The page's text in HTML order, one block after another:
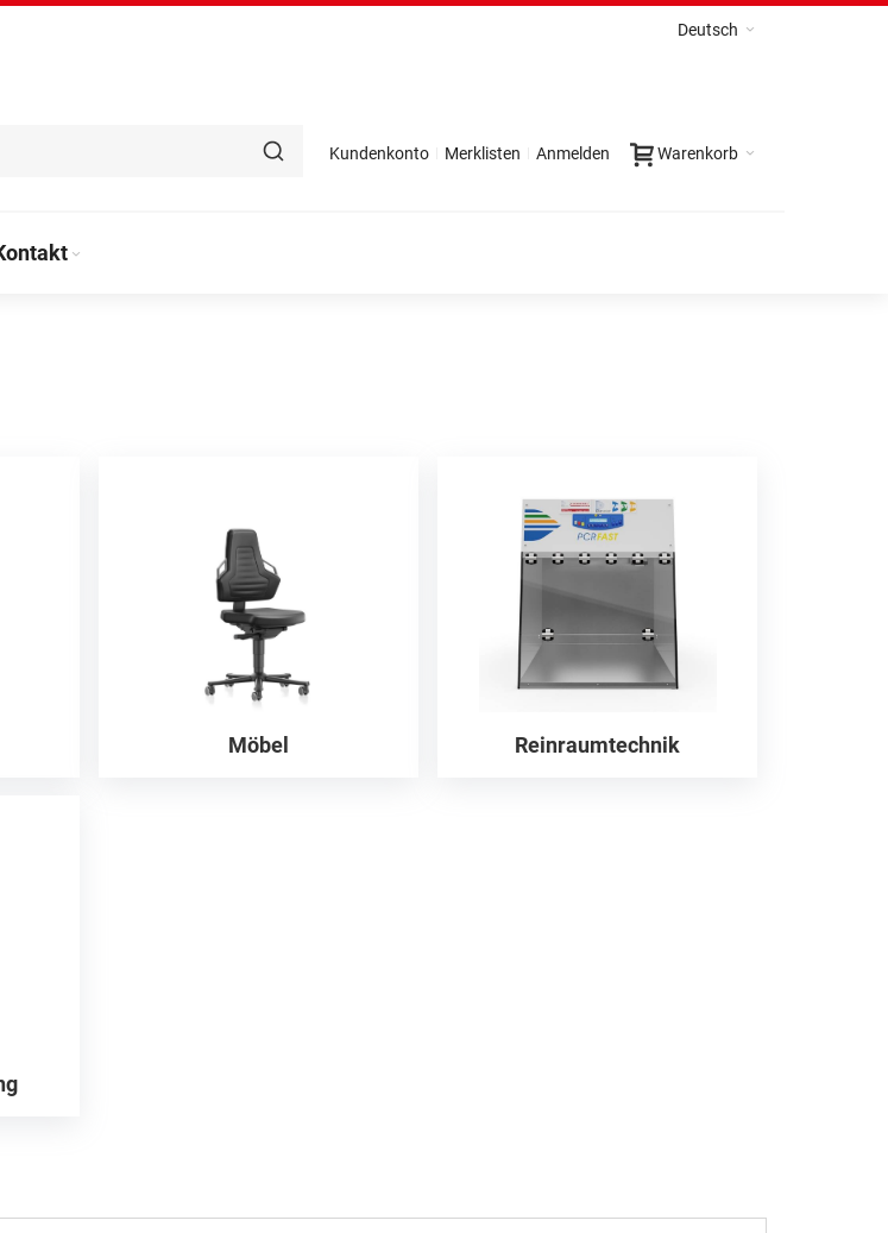
Deutsch
Warenkorb
Kundenkonto Merklisten Anmelden
Möbel Reinraumtechnik